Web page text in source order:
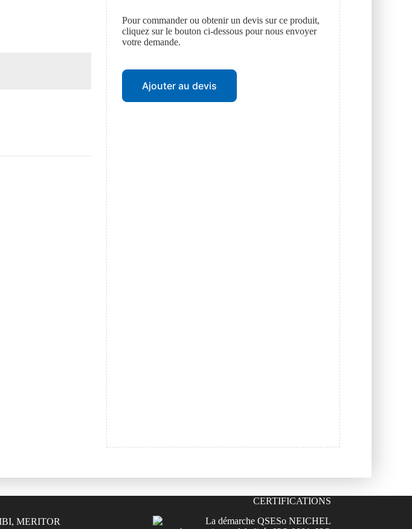
Pour commander ou obtenir un devis sur ce produit,
cliquez sur le bouton ci-dessous pour nous envoyer
votre demande.
Ajouter au devis
CERTIFICATIONS